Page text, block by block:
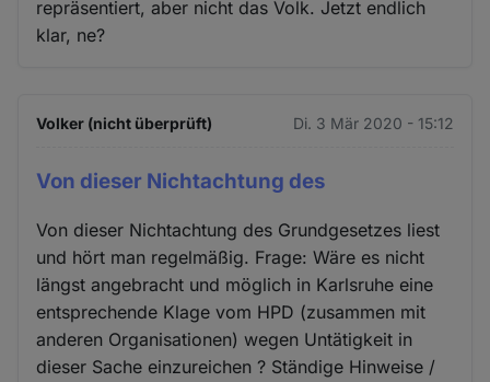
repräsentiert, aber nicht das Volk. Jetzt endlich
klar, ne?
Volker (nicht überprüft) Di. 3 Mär 2020 - 15:12
Von dieser Nichtachtung des
Von dieser Nichtachtung des Grundgesetzes liest
und hört man regelmäßig. Frage: Wäre es nicht
längst angebracht und möglich in Karlsruhe eine
entsprechende Klage vom HPD (zusammen mit
anderen Organisationen) wegen Untätigkeit in
dieser Sache einzureichen ? Ständige Hinweise /